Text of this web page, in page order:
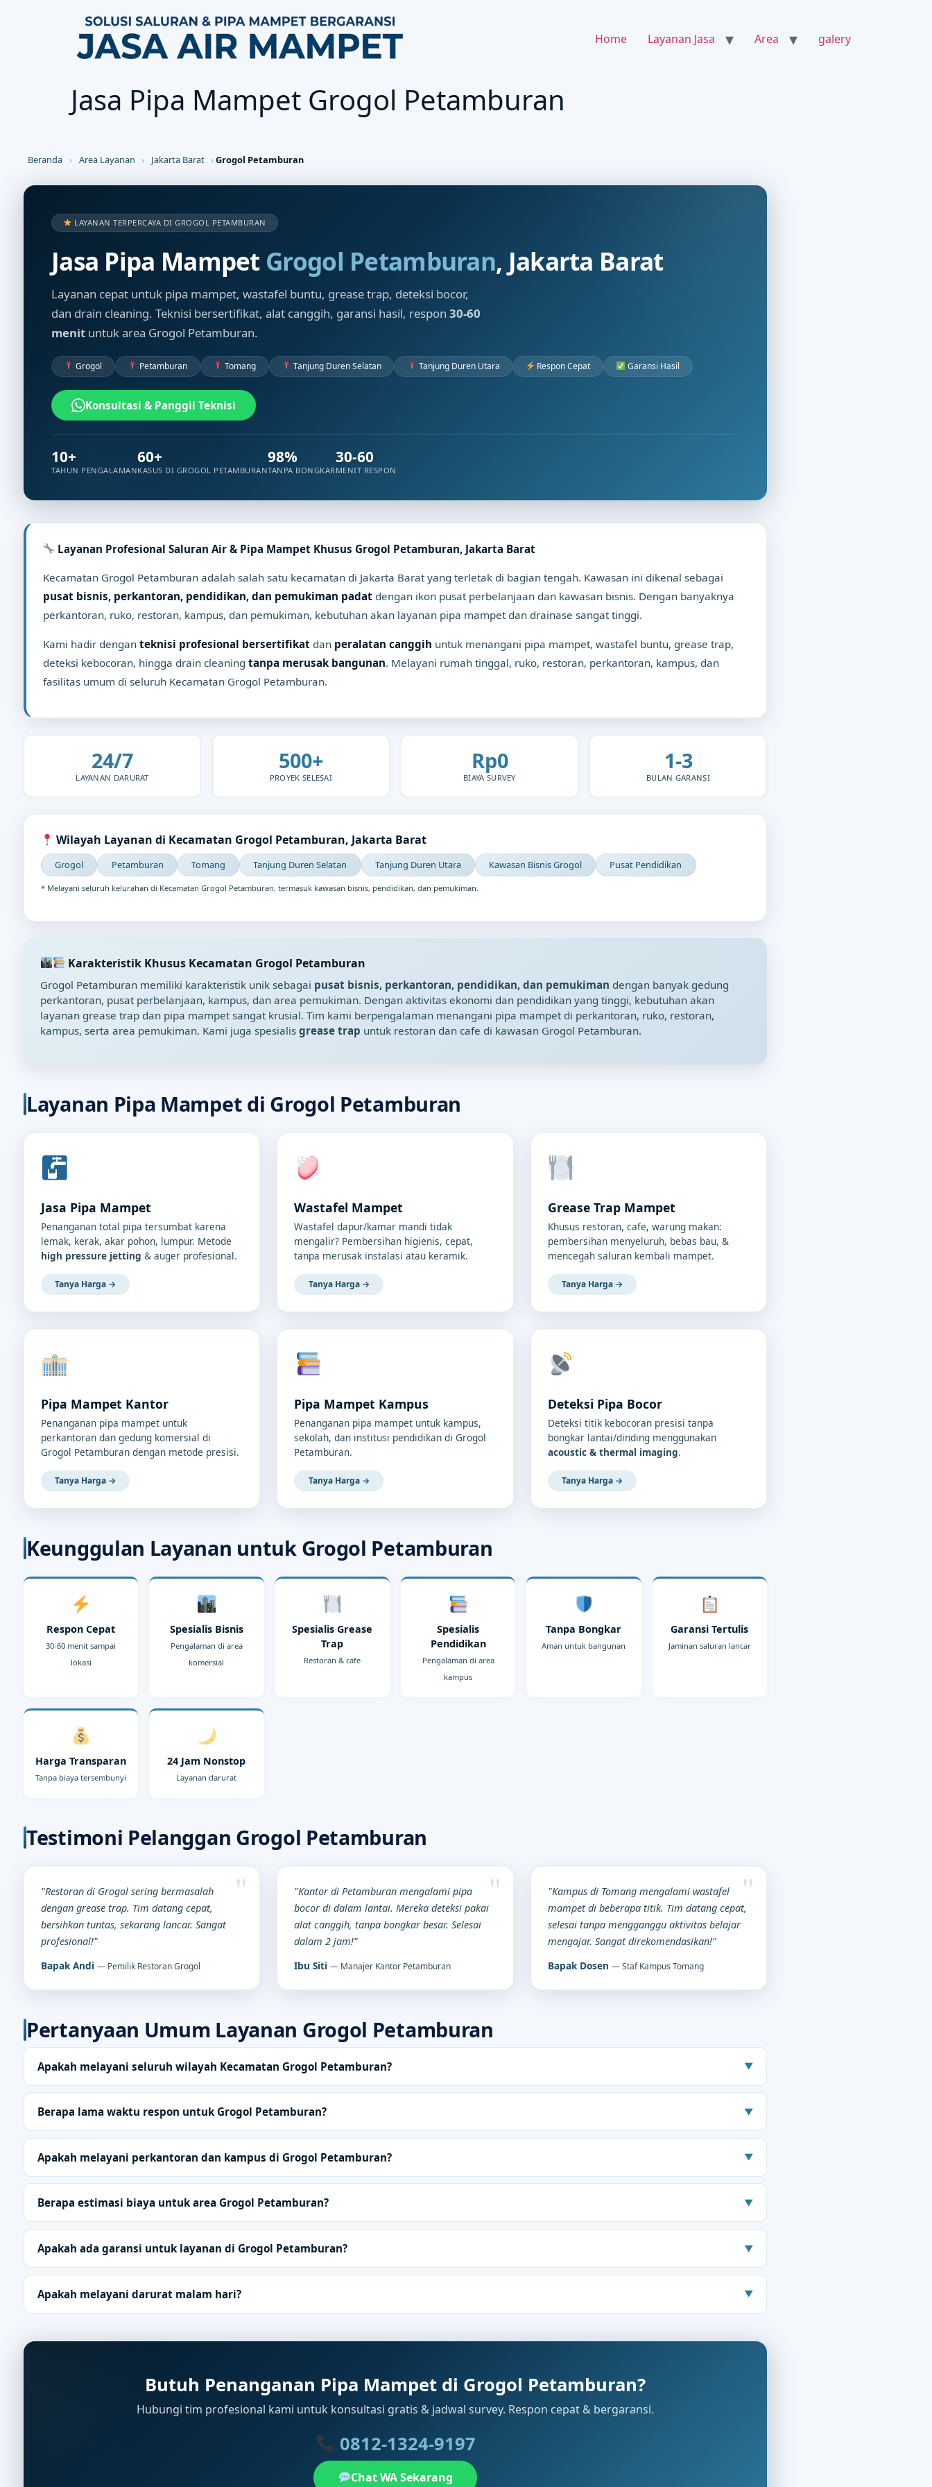
Home Layanan Jasa Area galery
Jasa Pipa Mampet Grogol Petamburan
Beranda › Area Layanan › Jakarta Barat ›Grogol Petamburan
LAYANAN TERPERCAYA DI GROGOL PETAMBURAN
Jasa Pipa Mampet Grogol Petamburan, Jakarta Barat
Layanan cepat untuk pipa mampet, wastafel buntu, grease trap, deteksi bocor,
dan drain cleaning. Teknisi bersertifikat, alat canggih, garansi hasil, respon 30-60
menit untuk area Grogol Petamburan.
Grogol Petamburan Tomang Tanjung Duren Selatan Tanjung Duren Utara Respon Cepat Garansi Hasil
Konsultasi & Panggil Teknisi
10+
TAHUN PENGALAMAN
60+
KASUS DI GROGOL PETAMBURAN
98%
TANPA BONGKAR
30-60
MENIT RESPON
Layanan Profesional Saluran Air & Pipa Mampet Khusus Grogol Petamburan, Jakarta Barat
Kecamatan Grogol Petamburan adalah salah satu kecamatan di Jakarta Barat yang terletak di bagian tengah. Kawasan ini dikenal sebagai
pusat bisnis, perkantoran, pendidikan, dan pemukiman padat dengan ikon pusat perbelanjaan dan kawasan bisnis. Dengan banyaknya
perkantoran, ruko, restoran, kampus, dan pemukiman, kebutuhan akan layanan pipa mampet dan drainase sangat tinggi.
Kami hadir dengan teknisi profesional bersertifikat dan peralatan canggih untuk menangani pipa mampet, wastafel buntu, grease trap,
deteksi kebocoran, hingga drain cleaning tanpa merusak bangunan. Melayani rumah tinggal, ruko, restoran, perkantoran, kampus, dan
fasilitas umum di seluruh Kecamatan Grogol Petamburan.
24/7
LAYANAN DARURAT
500+
PROYEK SELESAI
Rp0
BIAYA SURVEY
1-3
BULAN GARANSI
Wilayah Layanan di Kecamatan Grogol Petamburan, Jakarta Barat
Grogol Petamburan Tomang Tanjung Duren Selatan Tanjung Duren Utara Kawasan Bisnis Grogol Pusat Pendidikan
* Melayani seluruh kelurahan di Kecamatan Grogol Petamburan, termasuk kawasan bisnis, pendidikan, dan pemukiman.
Karakteristik Khusus Kecamatan Grogol Petamburan
Grogol Petamburan memiliki karakteristik unik sebagai pusat bisnis, perkantoran, pendidikan, dan pemukiman dengan banyak gedung
perkantoran, pusat perbelanjaan, kampus, dan area pemukiman. Dengan aktivitas ekonomi dan pendidikan yang tinggi, kebutuhan akan
layanan grease trap dan pipa mampet sangat krusial. Tim kami berpengalaman menangani pipa mampet di perkantoran, ruko, restoran,
kampus, serta area pemukiman. Kami juga spesialis grease trap untuk restoran dan cafe di kawasan Grogol Petamburan.
Layanan Pipa Mampet di Grogol Petamburan
Jasa Pipa Mampet
Penanganan total pipa tersumbat karena
lemak, kerak, akar pohon, lumpur. Metode
high pressure jetting & auger profesional.
Tanya Harga →
Wastafel Mampet
Wastafel dapur/kamar mandi tidak
mengalir? Pembersihan higienis, cepat,
tanpa merusak instalasi atau keramik.
Tanya Harga →
Grease Trap Mampet
Khusus restoran, cafe, warung makan:
pembersihan menyeluruh, bebas bau, &
mencegah saluran kembali mampet.
Tanya Harga →
Pipa Mampet Kantor
Penanganan pipa mampet untuk
perkantoran dan gedung komersial di
Grogol Petamburan dengan metode presisi.
Tanya Harga →
Pipa Mampet Kampus
Penanganan pipa mampet untuk kampus,
sekolah, dan institusi pendidikan di Grogol
Petamburan.
Tanya Harga →
Deteksi Pipa Bocor
Deteksi titik kebocoran presisi tanpa
bongkar lantai/dinding menggunakan
acoustic & thermal imaging.
Tanya Harga →
Keunggulan Layanan untuk Grogol Petamburan
Respon Cepat
30-60 menit sampai
lokasi
Spesialis Bisnis
Pengalaman di area
komersial
Spesialis Grease
Trap
Restoran & cafe
Spesialis
Pendidikan
Pengalaman di area
kampus
Tanpa Bongkar
Aman untuk bangunan
Garansi Tertulis
Jaminan saluran lancar
Harga Transparan
Tanpa biaya tersembunyi
24 Jam Nonstop
Layanan darurat
Testimoni Pelanggan Grogol Petamburan
"Restoran di Grogol sering bermasalah
dengan grease trap. Tim datang cepat,
bersihkan tuntas, sekarang lancar. Sangat
profesional!"
Bapak Andi — Pemilik Restoran Grogol
"Kantor di Petamburan mengalami pipa
bocor di dalam lantai. Mereka deteksi pakai
alat canggih, tanpa bongkar besar. Selesai
dalam 2 jam!"
Ibu Siti— Manajer Kantor Petamburan
"Kampus di Tomang mengalami wastafel
mampet di beberapa titik. Tim datang cepat,
selesai tanpa mengganggu aktivitas belajar
mengajar. Sangat direkomendasikan!"
Bapak Dosen — Staf Kampus Tomang
Pertanyaan Umum Layanan Grogol Petamburan
Apakah melayani seluruh wilayah Kecamatan Grogol Petamburan? ▼
Berapa lama waktu respon untuk Grogol Petamburan? ▼
Apakah melayani perkantoran dan kampus di Grogol Petamburan? ▼
Berapa estimasi biaya untuk area Grogol Petamburan? ▼
Apakah ada garansi untuk layanan di Grogol Petamburan? ▼
Apakah melayani darurat malam hari? ▼
Butuh Penanganan Pipa Mampet di Grogol Petamburan?
Hubungi tim profesional kami untuk konsultasi gratis & jadwal survey. Respon cepat & bergaransi.
0812-1324-9197
Chat WA Sekarang